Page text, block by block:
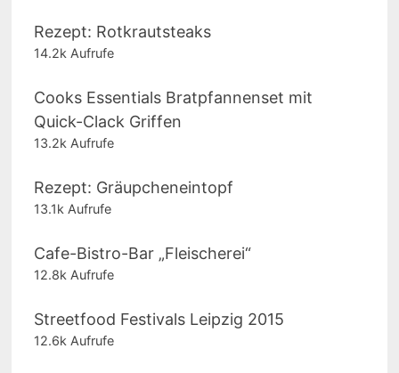
Rezept: Rotkrautsteaks
14.2k Aufrufe
Cooks Essentials Bratpfannenset mit
Quick-Clack Griffen
13.2k Aufrufe
Rezept: Gräupcheneintopf
13.1k Aufrufe
Cafe-Bistro-Bar „Fleischerei“
12.8k Aufrufe
Streetfood Festivals Leipzig 2015
12.6k Aufrufe